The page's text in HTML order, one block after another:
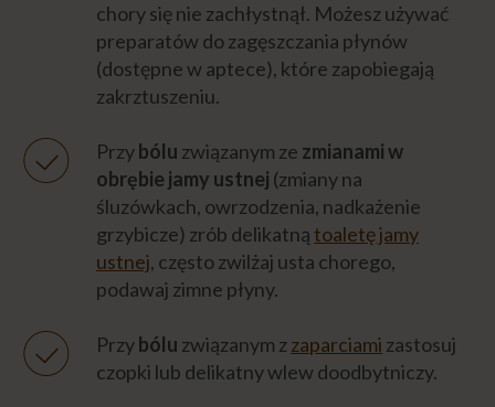
chory się nie zachłystnął. Możesz używać
preparatów do zagęszczania płynów
(dostępne w aptece), które zapobiegają
zakrztuszeniu.
Przybólu związanym ze zmianami w
obrębie jamy ustnej (zmiany na
śluzówkach, owrzodzenia, nadkażenie
grzybicze) zrób delikatnątoaletę jamy
ustnej, często zwilżaj usta chorego,
podawaj zimne płyny.
Przybólu związanym zzaparciami zastosuj
czopki lub delikatny wlew doodbytniczy.